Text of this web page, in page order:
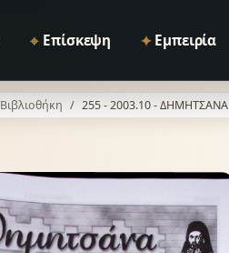
⌖ Επίσκεψη ✦ Εμπειρία
Βιβλιοθήκη 255 - 2003.10 - ΔΗΜΗΤΣΑΝΑ